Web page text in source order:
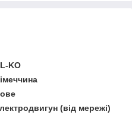
KO
(від мережі)